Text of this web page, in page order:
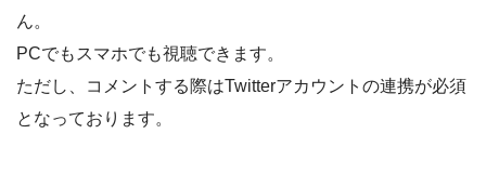
ん。
PCでもスマホでも視聴できます。
ただし、コメントする際はTwitterアカウントの連携が必須
となっております。